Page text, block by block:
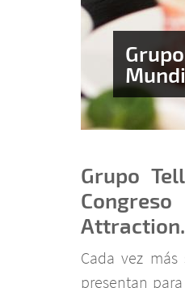
Grupo
Attraction.
Cada vez
presentan